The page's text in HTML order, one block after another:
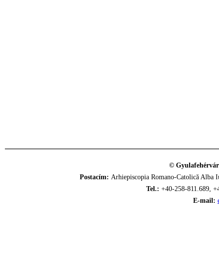
©
Postacím: Arhiepiscopia Romano-Catolică
Tel.: +40-258-811.689,
E-mail: